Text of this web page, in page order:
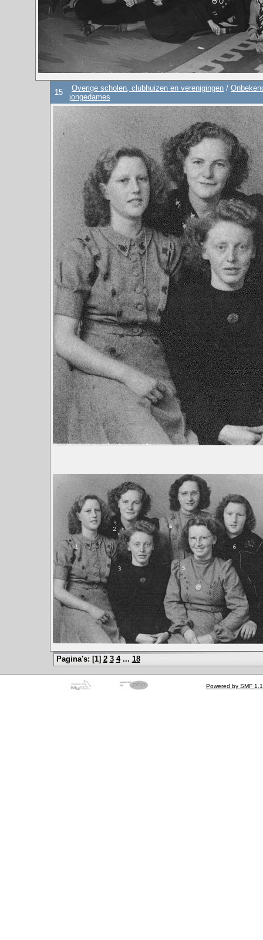
15 Overige scholen, clubhuizen en verenigingen /
jongedames
Pagina's: [1] 2 3 4 ... 18
Powered by SMF